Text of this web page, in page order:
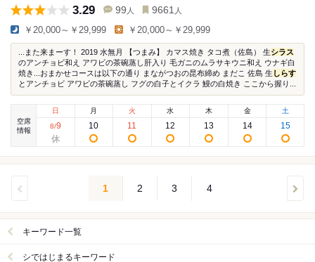
3.29 99 人 9661 人
￥20,000～￥29,999 ￥20,000～￥29,999
...また来まーす！ 2019 水無月 【つまみ】 カマス焼き タコ煮（佐島） 生シラス
のアンチョビ和え アワビの茶碗蒸し肝入り 毛ガニのムラサキウニ和え ウナギ白
焼き...おまかせコースは以下の通り まながつおの昆布締め まだこ 佐島 生 しらす
とアンチョビ アワビの茶碗蒸し フグの白子とイクラ 鰻の白焼き ここから握り...
空席
情報
日
8/9
月
10
火
11
水
12
木
13
金
14
土
15
1 2 3 4
キーワード一覧
シではじまるキーワード